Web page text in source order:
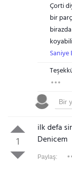
Çorti
bir
Saniye
1
ilk defa
Denicem
Paylaş: